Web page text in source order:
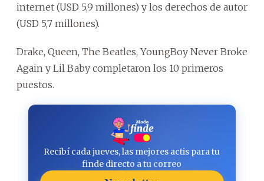
internet (USD 5,9 millones) y los derechos de autor
(USD 5,7 millones).
Drake, Queen, The Beatles, YoungBoy Never Broke
Again y Lil Baby completaron los 10 primeros
puestos.
Recibí cada jueves, las mejores actis para tu
finde directo a tu correo